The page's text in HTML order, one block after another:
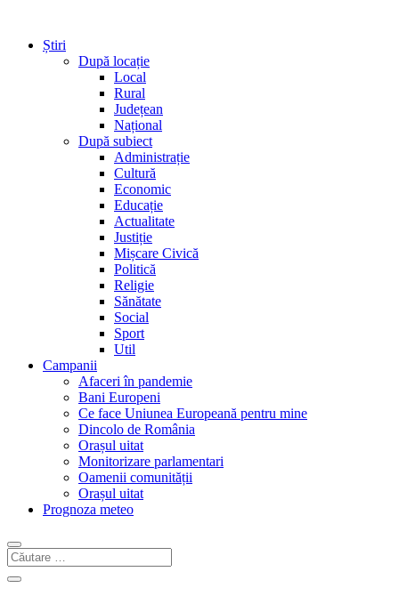
Știri
După locație
Local
Rural
Județean
Național
După subiect
Administrație
Cultură
Economic
Educație
Actualitate
Justiție
Mișcare Civică
Politică
Religie
Sănătate
Social
Sport
Util
Campanii
Afaceri în pandemie
Bani Europeni
Ce face Uniunea Europeană pentru mine
Dincolo de România
Orașul uitat
Monitorizare parlamentari
Oamenii comunității
Orașul uitat
Prognoza meteo